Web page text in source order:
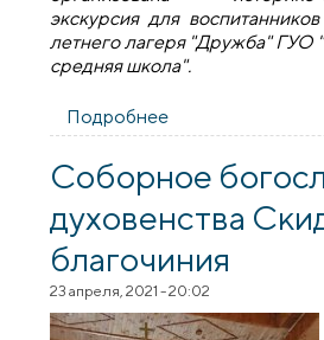
экскурсия для
летнего лагеря "Дружба" ГУО
средняя школа".
Подробнее
руководителей
в храме деревни
Соборное
духовенства
благочиния
23 апреля, 2021 - 20:02